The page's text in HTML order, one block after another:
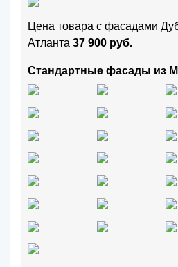
Цена товара с фасадами
Атланта 37 900 руб.
Стандартные фасады из